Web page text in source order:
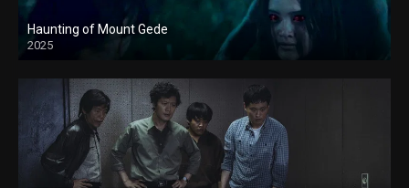
Haunting of Mount Gede
2025